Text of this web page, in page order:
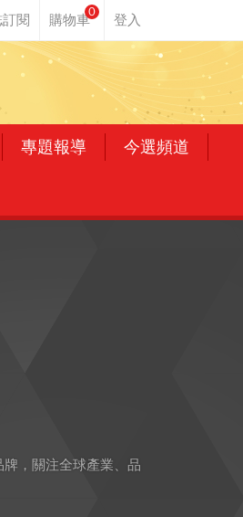
0
專題報導 今選頻道
，關注全球產業、品